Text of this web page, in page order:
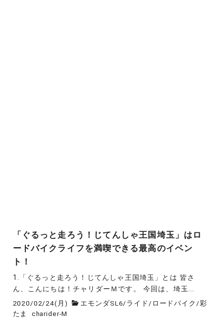
「ぐるっと走ろう！じてんしゃ王国埼玉」はロ
ードバイクライフを満喫できる最高のイベン
ト！
1.「ぐるっと走ろう！じてんしゃ王国埼玉」とは 皆さ
ん、こんにちは！チャリダーＭです。 今回は、埼玉...
2020/02/24(月) エモンダSL6/ライド / ロードバイク /彩
たま
charider-M